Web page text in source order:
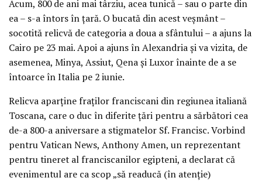
Acum, 800 de ani mai târziu, acea tunică – sau o parte din
ea – s-a întors în țară. O bucată din acest veșmânt –
socotită relicvă de categoria a doua a sfântului – a ajuns la
Cairo pe 23 mai. Apoi a ajuns în Alexandria și va vizita, de
asemenea, Minya, Assiut, Qena și Luxor înainte de a se
întoarce în Italia pe 2 iunie.
Relicva aparține fraților franciscani din regiunea italiană
Toscana, care o duc în diferite țări pentru a sărbători cea
de-a 800-a aniversare a stigmatelor Sf. Francisc. Vorbind
pentru Vatican News, Anthony Amen, un reprezentant
pentru tineret al franciscanilor egipteni, a declarat că
evenimentul are ca scop „să readucă (în atenție)